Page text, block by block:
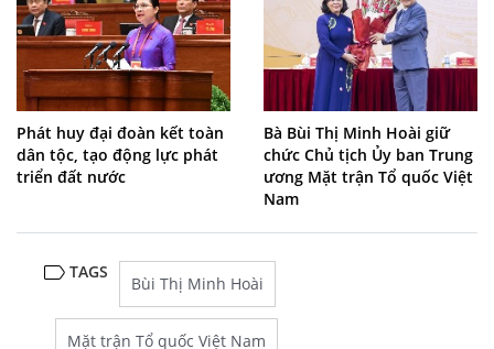
Phát huy đại đoàn kết toàn
dân tộc, tạo động lực phát
triển đất nước
Bà Bùi Thị Minh Hoài giữ
chức Chủ tịch Ủy ban Trung
ương Mặt trận Tổ quốc Việt
Nam
TAGS
Bùi Thị Minh Hoài
Mặt trận Tổ quốc Việt Nam